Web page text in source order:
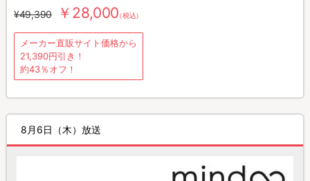
¥49,390 ￥28,000（税込）
メーカー直販サイト価格から
21,390円引き！
約43％オフ！
8月6日（木）放送